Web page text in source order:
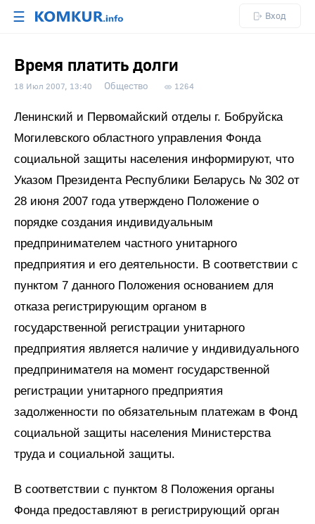
☰ Вход
Время платить долги
18 Июл 2007, 13:40 Общество 1264
Ленинский и Первомайский отделы г. Бобруйска
Могилевского областного управления Фонда
социальной защиты населения информируют, что
Указом Президента Республики Беларусь № 302 от
28 июня 2007 года утверждено Положение о
порядке создания индивидуальным
предпринимателем частного унитарного
предприятия и его деятельности. В соответствии с
пунктом 7 данного Положения основанием для
отказа регистрирующим органом в
государственной регистрации унитарного
предприятия является наличие у индивидуального
предпринимателя на момент государственной
регистрации унитарного предприятия
задолженности по обязательным платежам в Фонд
социальной защиты населения Министерства
труда и социальной защиты.
В соответствии с пунктом 8 Положения органы
Фонда предоставляют в регистрирующий орган